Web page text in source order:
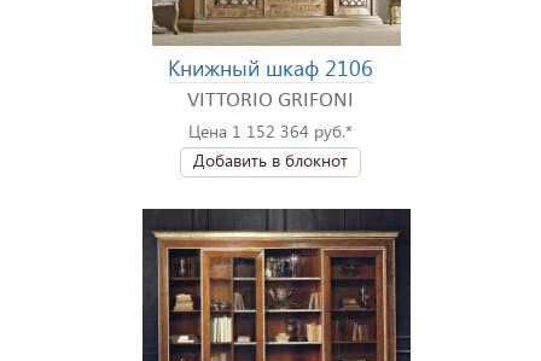
Книжный шкаф 2106
VITTORIO GRIFONI
Цена 1 152 364 руб.*
Добавить в блокнот